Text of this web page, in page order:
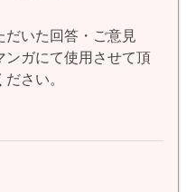
いた回答・ご意見
ガにて使用させて頂
さい。